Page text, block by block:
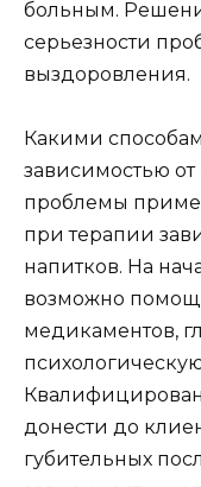
больным.
серьезности
выздоровления.
Какими
зависимостью
проблемы
при терапии
напитков. На
возможно
медикаментов,
донести до
губительных